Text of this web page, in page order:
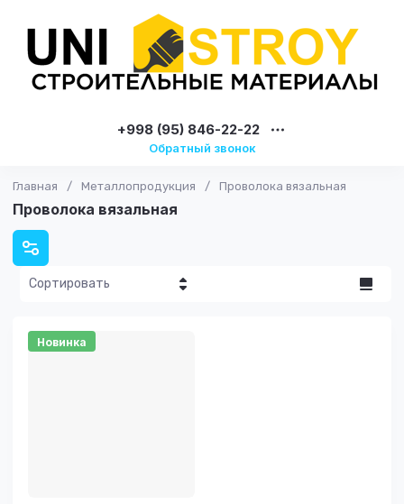
+998 (95) 846-22-22
Обратный звонок
Главная / Металлопродукция / Проволока вязальная
Проволока вязальная
Сортировать
Цена -
Новинка